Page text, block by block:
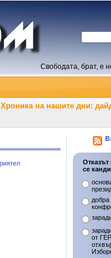
Свободата, брат, е
Хроника на нашите дни:
Отказът
се
добра
от